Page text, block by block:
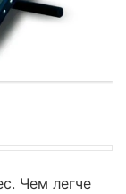
Чем легче